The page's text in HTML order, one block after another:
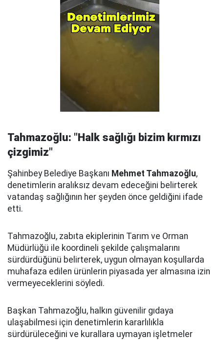
Tahmazoğlu: "Halk sağlığı bizim kırmızı
çizgimiz"
Şahinbey Belediye Başkanı Mehmet Tahmazoğlu,
denetimlerin aralıksız devam edeceğini belirterek
vatandaş sağlığının her şeyden önce geldiğini ifade
etti.
Tahmazoğlu, zabıta ekiplerinin Tarım ve Orman
Müdürlüğü ile koordineli şekilde çalışmalarını
sürdürdüğünü belirterek, uygun olmayan koşullarda
muhafaza edilen ürünlerin piyasada yer almasına izin
vermeyeceklerini söyledi.
Başkan Tahmazoğlu, halkın güvenilir gıdaya
ulaşabilmesi için denetimlerin kararlılıkla
sürdürüleceğini ve kurallara uymayan işletmeler